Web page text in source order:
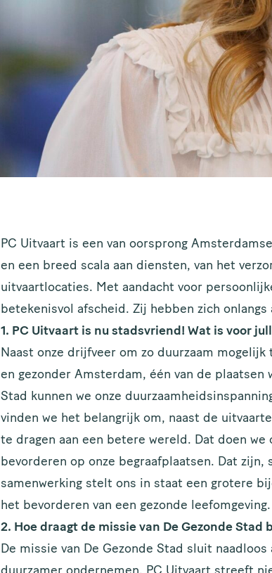
PC Uitvaart is een van oorsprong
en een breed scala aan diensten, van het
uitvaartlocaties. Met aandacht voor
betekenisvol afscheid. Zij hebben zich
1. PC Uitvaart is nu stadsvriend! Wat is voor
Naast onze drijfveer om zo duurzaam
en gezonder Amsterdam, één van de plaatsen
Stad kunnen we onze
vinden we het belangrijk om, naast de
te dragen aan een betere wereld. Dat doen
bevorderen op onze begraafplaatsen. Dat zijn,
samenwerking stelt ons in staat een grotere
het bevorderen van een gezonde leefomgeving.
2. Hoe draagt de missie van De Gezonde
De missie van De Gezonde Stad sluit